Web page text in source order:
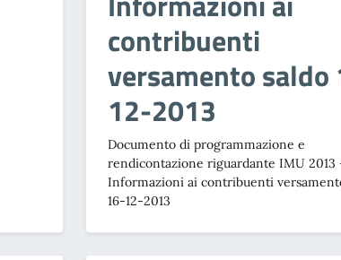
contribuenti
versamento saldo
12-2013
Documento di programmazione e
rendicontazione riguardante IMU 2013
Informazioni ai contribuenti
16-12-2013